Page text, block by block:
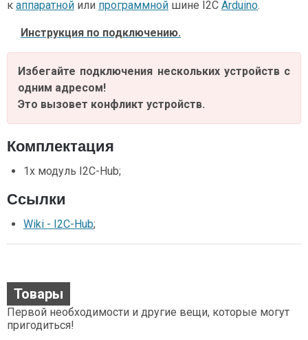
к аппаратной или программной шине I2C Arduino.
Инструкция по подключению.
Избегайте подключения нескольких устройств с
одним адресом!
Это вызовет конфликт устройств.
Комплектация
1x модуль I2C-Hub;
Ссылки
Wiki - I2C-Hub;
Товары
Первой необходимости и другие вещи, которые могут
пригодиться!